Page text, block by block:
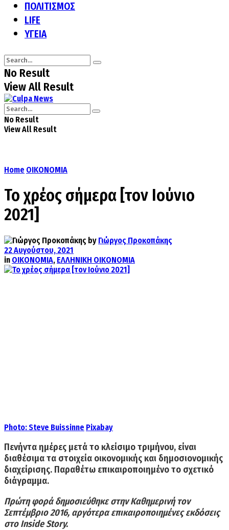
ΠΟΛΙΤΙΣΜΟΣ
LIFE
ΥΓΕΙΑ
No Result
View All Result
No Result
View All Result
Home ΟΙΚΟΝΟΜΙΑ
Το χρέος σήμερα [τον Ιούνιο
2021]
by Γιώργος Προκοπάκης
22 Αυγούστου, 2021
in ΟΙΚΟΝΟΜΙΑ, ΕΛΛΗΝΙΚΗ ΟΙΚΟΝΟΜΙΑ
Photo:Steve Buissinne Pixabay
Πενήντα ημέρες μετά το κλείσιμο τριμήνου, είναι
διαθέσιμα τα στοιχεία οικονομικής και δημοσιονομικής
διαχείρισης. Παραθέτω επικαιροποιημένο το σχετικό
διάγραμμα.
Πρώτη φορά δημοσιεύθηκε στην Καθημερινή τον
Σεπτέμβριο 2016, αργότερα επικαιροποιημένες εκδόσεις
στο Inside Story.